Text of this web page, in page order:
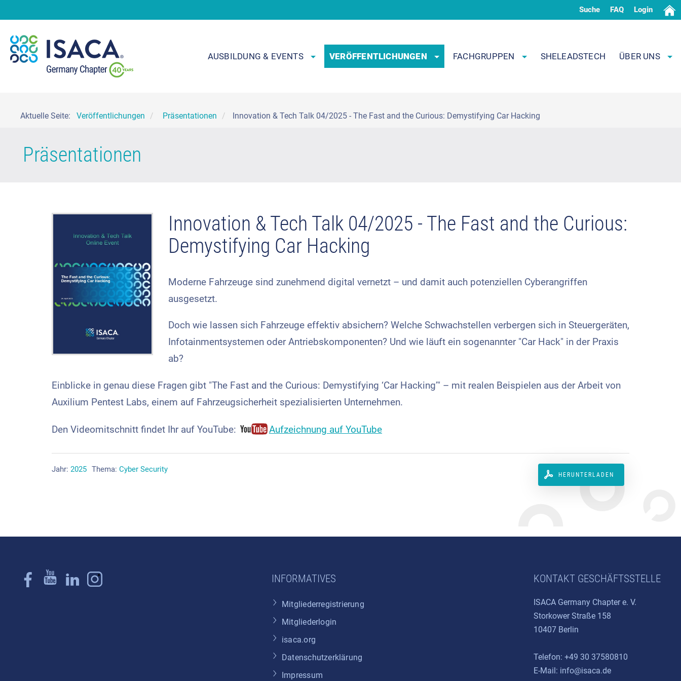
Suche FAQ Login
AUSBILDUNG & EVENTS VERÖFFENTLICHUNGEN FACHGRUPPEN SHELEADSTECH ÜBER UNS
Aktuelle Seite: Veröffentlichungen Präsentationen Innovation & Tech Talk 04/2025 - The Fast and the Curious: Demystifying Car Hacking
Präsentationen
Innovation & Tech Talk 04/2025 - The Fast and the Curious:
Demystifying Car Hacking
Moderne Fahrzeuge sind zunehmend digital vernetzt – und damit auch potenziellen Cyberangriffen
ausgesetzt.
Doch wie lassen sich Fahrzeuge effektiv absichern? Welche Schwachstellen verbergen sich in Steuergeräten,
Infotainmentsystemen oder Antriebskomponenten? Und wie läuft ein sogenannter "Car Hack" in der Praxis
ab?
Einblicke in genau diese Fragen gibt "The Fast and the Curious: Demystifying ‘Car Hacking’" – mit realen Beispielen aus der Arbeit von
Auxilium Pentest Labs, einem auf Fahrzeugsicherheit spezialisierten Unternehmen.
Den Videomitschnitt findet Ihr auf YouTube: Aufzeichnung auf YouTube
Jahr: 2025 Thema: Cyber Security
HERUNTERLADEN
INFORMATIVES
Mitgliederregistrierung
Mitgliederlogin
isaca.org
Datenschutzerklärung
Impressum
KONTAKT GESCHÄFTSSTELLE
ISACA Germany Chapter e. V.
Storkower Straße 158
10407 Berlin
Telefon: +49 30 37580810
E-Mail: info@isaca.de